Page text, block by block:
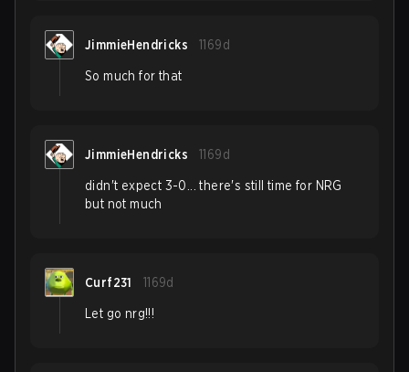
JimmieHendricks 1169d
So much for that
JimmieHendricks 1169d
didn't expect 3-0... there's still time for NRG
but not much
Curf231 1169d
Let go nrg!!!